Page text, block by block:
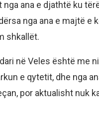
nga ana e djathtë ku
nga ana e majtë e
shkallët.
në Veles është me
e qytetit, dhe nga
por aktualisht nuk